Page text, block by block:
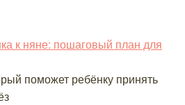
к няне: пошаговый план для
поможет ребёнку принять